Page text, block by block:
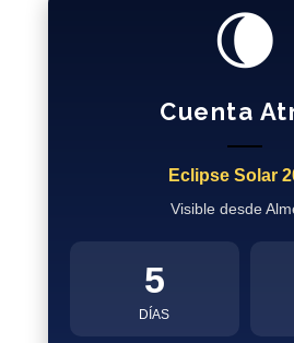
🌘
Cuenta
Eclipse Solar
Visible desde
5
DÍAS